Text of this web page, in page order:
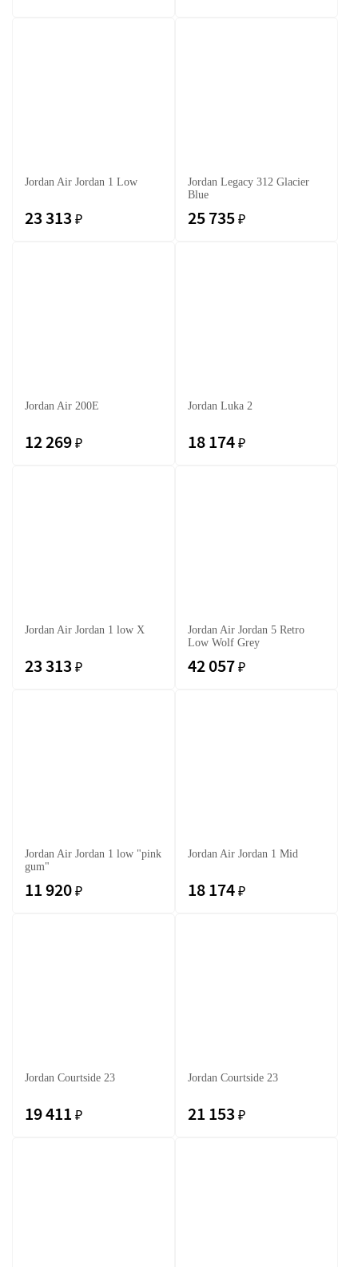
Jordan Air Jordan 1 Low
23 313 ₽
Jordan Legacy 312 Glacier
Blue
25 735 ₽
Jordan Air 200E
12 269 ₽
Jordan Luka 2
18 174 ₽
Jordan Air Jordan 1 low X
23 313 ₽
Jordan Air Jordan 5 Retro
Low Wolf Grey
42 057 ₽
Jordan Air Jordan 1 low "pink
gum"
11 920 ₽
Jordan Air Jordan 1 Mid
18 174 ₽
Jordan Courtside 23
19 411 ₽
Jordan Courtside 23
21 153 ₽